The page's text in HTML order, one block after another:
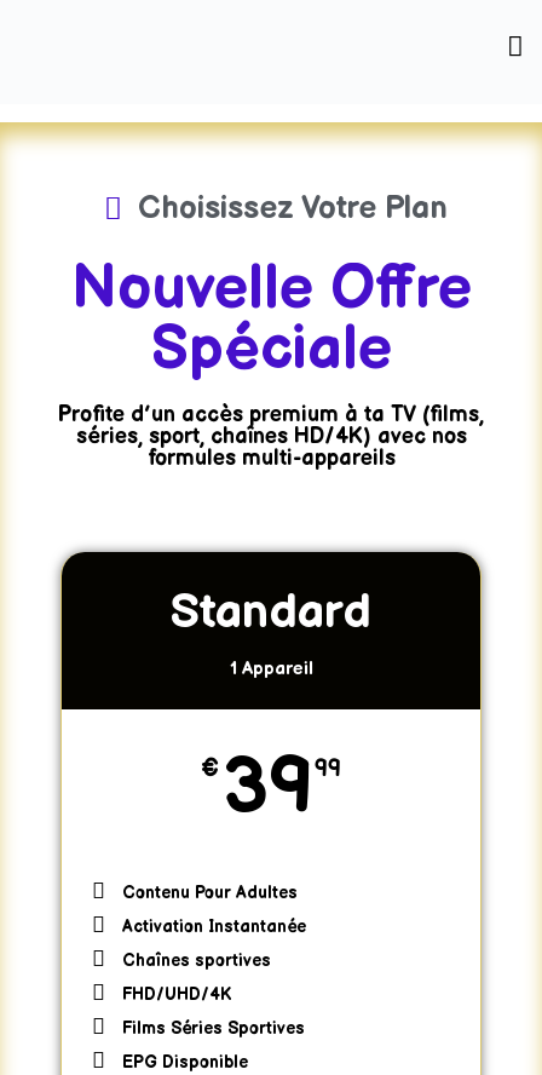
Choisissez Votre Plan
Nouvelle Offre
Spéciale
Profite d’un accès premium à ta TV (films,
séries, sport, chaînes HD/4K) avec nos
formules multi-appareils
Standard
1 Appareil
€ 3999
Contenu Pour Adultes
Activation Instantanée
Chaînes sportives
FHD/UHD/4K
Films Séries Sportives
EPG Disponible